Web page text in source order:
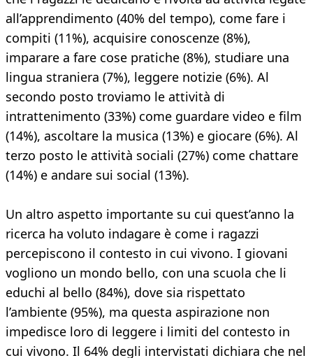
all’apprendimento (40% del tempo), come fare i
compiti (11%), acquisire conoscenze (8%),
imparare a fare cose pratiche (8%), studiare una
lingua straniera (7%), leggere notizie (6%). Al
secondo posto troviamo le attività di
intrattenimento (33%) come guardare video e film
(14%), ascoltare la musica (13%) e giocare (6%). Al
terzo posto le attività sociali (27%) come chattare
(14%) e andare sui social (13%).
Un altro aspetto importante su cui quest’anno la
ricerca ha voluto indagare è come i ragazzi
percepiscono il contesto in cui vivono. I giovani
vogliono un mondo bello, con una scuola che li
educhi al bello (84%), dove sia rispettato
l’ambiente (95%), ma questa aspirazione non
impedisce loro di leggere i limiti del contesto in
cui vivono. Il 64% degli intervistati dichiara che nel